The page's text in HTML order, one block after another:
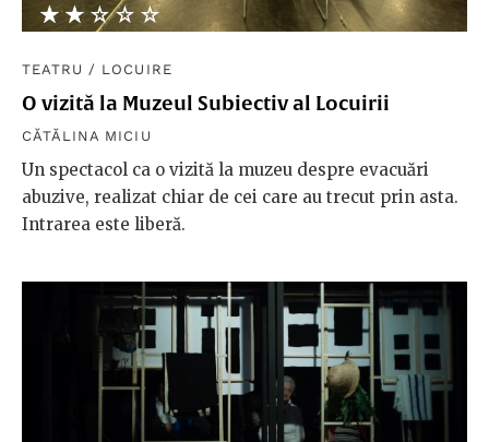
★★★★★
☆☆☆☆☆
TEATRU / LOCUIRE
O vizită la Muzeul Subiectiv al Locuirii
CĂTĂLINA MICIU
Un spectacol ca o vizită la muzeu despre evacuări
abuzive, realizat chiar de cei care au trecut prin asta.
Intrarea este liberă.